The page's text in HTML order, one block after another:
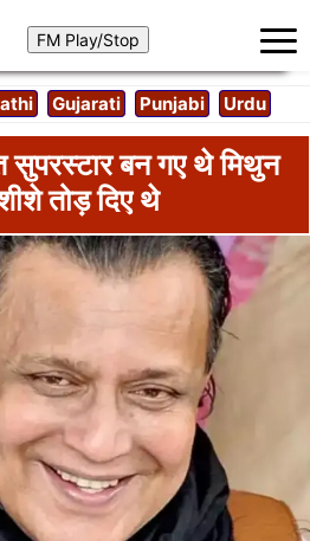
Gujarati Punjabi Urdu
सुपरस्टार बन गए थे मिथुन
तोड़ दिए थे